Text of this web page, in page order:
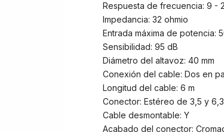
Respuesta de frecuencia: 9 -
Impedancia: 32 ohmio
Entrada máxima de potencia:
Sensibilidad: 95 dB
Diámetro del altavoz: 40 mm
Conexión del cable: Dos en
Longitud del cable: 6 m
Conector: Estéreo de 3,5 y 6,3
Cable desmontable: Y
Acabado del conector: